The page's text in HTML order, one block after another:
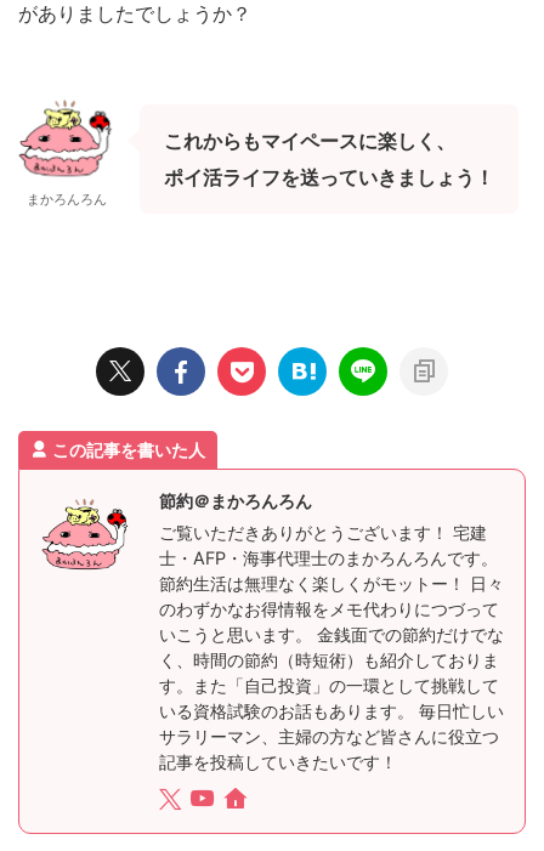
がありましたでしょうか？
まかろんろん
これからもマイペースに楽しく、
ポイ活ライフを送っていきましょう！
この記事を書いた人
節約＠まかろんろん
ご覧いただきありがとうございます！ 宅建
士・AFP・海事代理士のまかろんろんです。
節約生活は無理なく楽しくがモットー！ 日々
のわずかなお得情報をメモ代わりにつづって
いこうと思います。 金銭面での節約だけでな
く、時間の節約（時短術）も紹介しておりま
す。また「自己投資」の一環として挑戦して
いる資格試験のお話もあります。 毎日忙しい
サラリーマン、主婦の方など皆さんに役立つ
記事を投稿していきたいです！